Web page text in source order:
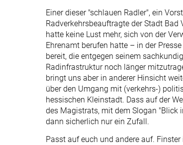
Einer dieser "schlauen Radler", ein
Radverkehrsbeauftragte der Stadt
hatte keine Lust mehr, sich von der
Ehrenamt berufen hatte – in der
bereit, die entgegen seinem
Radinfrastruktur noch länger
bringt uns aber in anderer Hinsicht
über den Umgang mit (verkehrs-)
hessischen Kleinstadt. Dass auf der
des Magistrats, mit dem Slogan "Blick
dann sicherlich nur ein Zufall.
Passt auf euch und andere auf.